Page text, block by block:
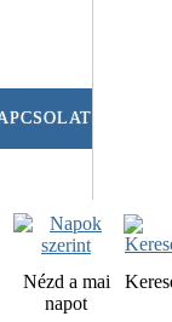
Nézd a mai
napot